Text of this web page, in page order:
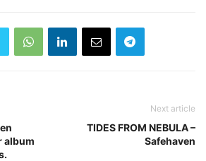
album
Next article
TIDES FROM NEBULA –
Safehaven